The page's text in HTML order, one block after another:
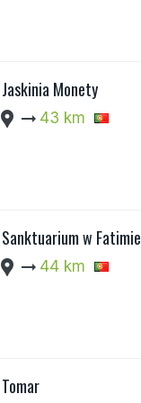
Jaskinia Monety
location_pin arrow_right_alt 43 km
Sanktuarium w Fatimie
location_pin arrow_right_alt 44 km
Tomar